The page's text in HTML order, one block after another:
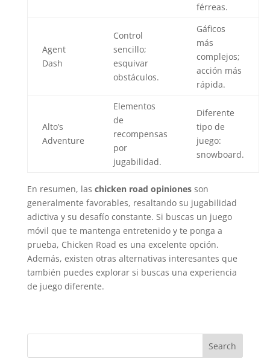
férreas.
Agent
Dash
Control
sencillo;
esquivar
obstáculos.
Gáficos
más
complejos;
acción más
rápida.
Alto’s
Adventure
Elementos
de
recompensas
por
jugabilidad.
Diferente
tipo de
juego:
snowboard.
En resumen, las chicken road opinionesson
generalmente favorables, resaltando su jugabilidad
adictiva y su desafío constante. Si buscas un juego
móvil que te mantenga entretenido y te ponga a
prueba, Chicken Road es una excelente opción.
Además, existen otras alternativas interesantes que
también puedes explorar si buscas una experiencia
de juego diferente.